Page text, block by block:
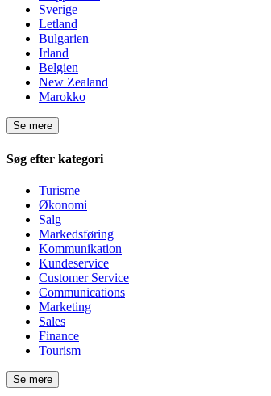
Sverige
Letland
Bulgarien
Irland
Belgien
New Zealand
Marokko
Se mere
Søg efter kategori
Turisme
Økonomi
Salg
Markedsføring
Kommunikation
Kundeservice
Customer Service
Communications
Marketing
Sales
Finance
Tourism
Se mere